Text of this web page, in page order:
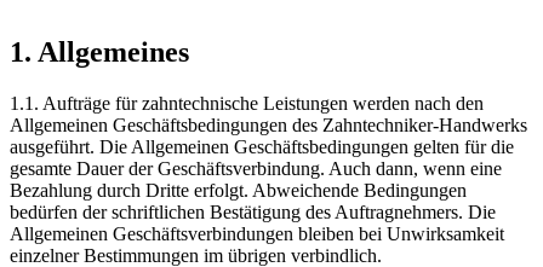
1. Allgemeines
1.1. Aufträge für zahntechnische Leistungen werden nach den
Allgemeinen Geschäftsbedingungen des Zahntechniker-Handwerks
ausgeführt. Die Allgemeinen Geschäftsbedingungen gelten für die
gesamte Dauer der Geschäftsverbindung. Auch dann, wenn eine
Bezahlung durch Dritte erfolgt. Abweichende Bedingungen
bedürfen der schriftlichen Bestätigung des Auftragnehmers. Die
Allgemeinen Geschäftsverbindungen bleiben bei Unwirksamkeit
einzelner Bestimmungen im übrigen verbindlich.